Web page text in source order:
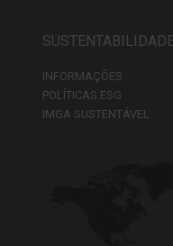
INFORMAÇÕES
POLÍTICAS ESG
IMGA SUSTENTÁVEL